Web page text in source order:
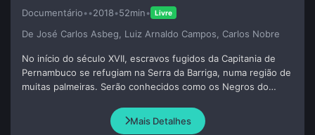
Documentário••2018•52min• Livre
De José Carlos Asbeg, Luiz Arnaldo Campos, Carlos Nobre
No início do século XVII, escravos fugidos da Capitania de
Pernambuco se refugiam na Serra da Barriga, numa região de
muitas palmeiras. Serão conhecidos como os Negros do
abençoada pela Igreja. Escapam dos castigos que violentam
sua condição humana. Irão construir o maior baluarte de
Mais Detalhes